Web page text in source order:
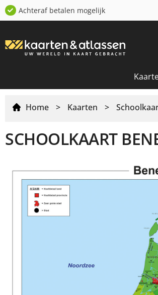
Achteraf betalen mogelijk
Home > Kaarten >
SCHOOLKAART